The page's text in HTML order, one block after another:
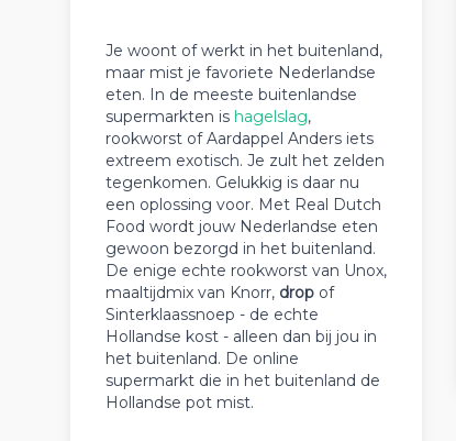
Je woont of werkt in het buitenland,
maar mist je favoriete Nederlandse
eten. In de meeste buitenlandse
supermarkten is hagelslag,
rookworst of Aardappel Anders iets
extreem exotisch. Je zult het zelden
tegenkomen. Gelukkig is daar nu
een oplossing voor. Met Real Dutch
Food wordt jouw Nederlandse eten
gewoon bezorgd in het buitenland.
De enige echte rookworst van Unox,
maaltijdmix van Knorr, drop of
Sinterklaassnoep - de echte
Hollandse kost - alleen dan bij jou in
het buitenland. De online
supermarkt die in het buitenland de
Hollandse pot mist.